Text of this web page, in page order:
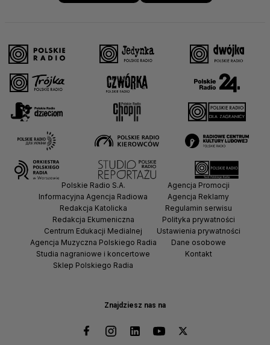
Znajdziesz nas na
Polskie Radio S.A.
Informacyjna Agencja Radiowa
Redakcja Katolicka
Redakcja Ekumeniczna
Centrum Edukacji Medialnej
Agencja Muzyczna Polskiego Radia
Studia nagraniowe i koncertowe
Sklep Polskiego Radia
Agencja Promocji
Agencja Reklamy
Regulamin serwisu
Polityka prywatności
Ustawienia prywatności
Dane osobowe
Kontakt